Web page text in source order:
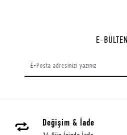
E-BÜLTEN
Değişim & İade